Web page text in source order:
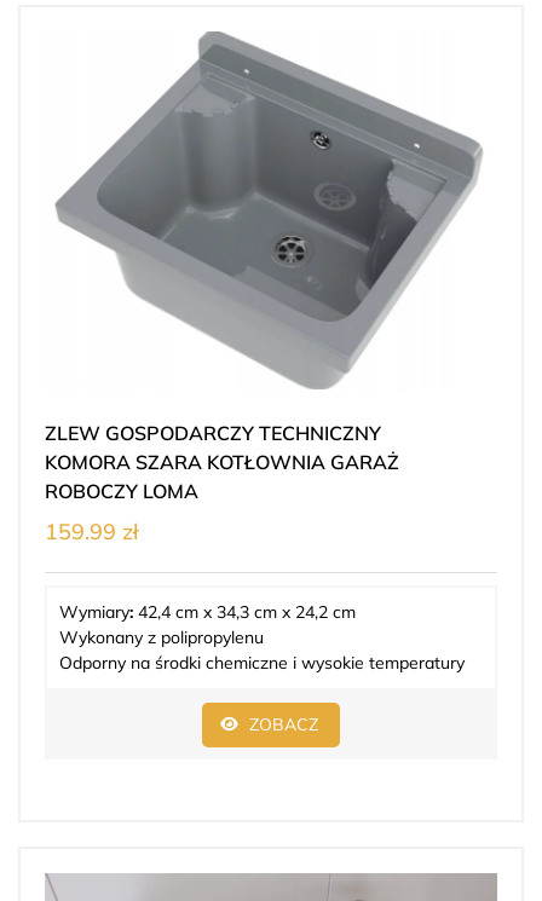
ZLEW GOSPODARCZY TECHNICZNY
KOMORA SZARA KOTŁOWNIA GARAŻ
ROBOCZY LOMA
159.99 zł
Wymiary: 42,4 cm x 34,3 cm x 24,2 cm
Wykonany z polipropylenu
Odporny na środki chemiczne i wysokie temperatury
ZOBACZ